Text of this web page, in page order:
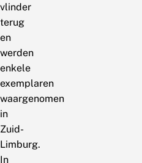
vlinder
terug
en
werden
enkele
exemplaren
waargenomen
in
Zuid-
Limburg.
In